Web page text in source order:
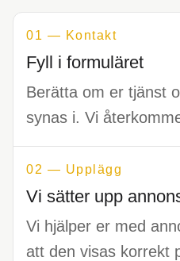
01 — Kontakt
Fyll i formuläret
Berätta om er tjänst
synas i. Vi
02 — Upplägg
Vi sätter upp
Vi hjälper er med
att den visas korrekt